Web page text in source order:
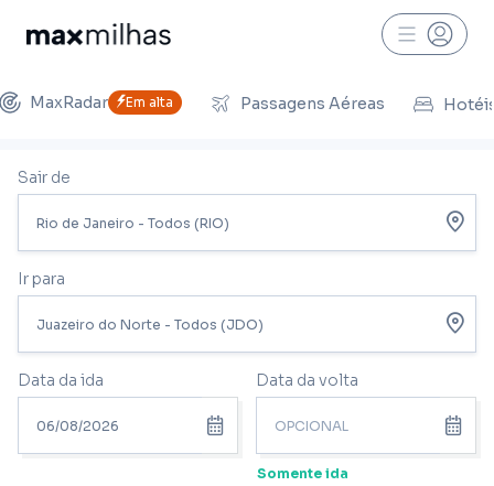
MaxRadar Em alta Passagens Aéreas
Sair de
Ir para
Data da ida Data da volta
Somente ida